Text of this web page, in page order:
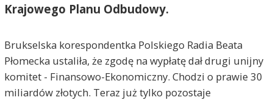
Krajowego Planu Odbudowy.
Brukselska korespondentka Polskiego Radia Beata
Płomecka ustaliła, że zgodę na wypłatę dał drugi unijny
komitet - Finansowo-Ekonomiczny. Chodzi o prawie 30
miliardów złotych. Teraz już tylko pozostaje